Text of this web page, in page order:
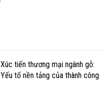
Xúc tiến thương mại ngành gỗ:
Yếu tố nền tảng của thành công